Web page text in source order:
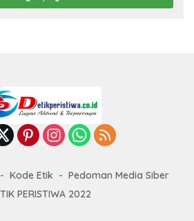
Kode Etik
Pedoman Media Siber
PERISTIWA 2022